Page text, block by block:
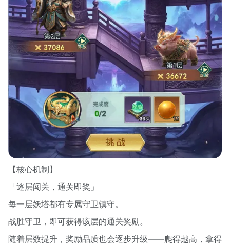
【核心机制】
「逐层闯关，通关即奖」
每一层妖塔都有专属守卫镇守。
战胜守卫，即可获得该层的通关奖励。
随着层数提升，奖励品质也会逐步升级——爬得越高，拿得